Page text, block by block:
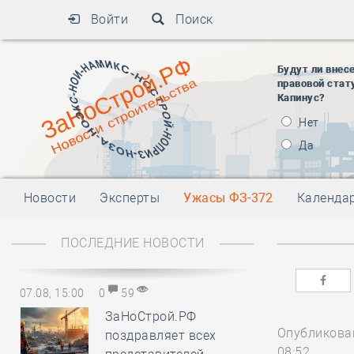
Войти Поиск
Будут ли
правовой
Капинус?
Нет
Да
Новости Эксперты Ужасы ФЗ-372
ПОСЛЕДНИЕ НОВОСТИ
07.08, 15:00 0 59
ЗаНоСтрой.РФ
поздравляет всех